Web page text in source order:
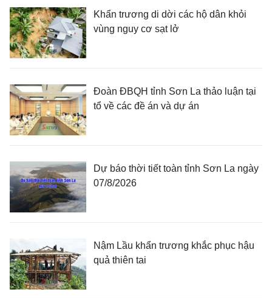
Khẩn trương di dời các hộ dân khỏi
vùng nguy cơ sạt lở
Đoàn ĐBQH tỉnh Sơn La thảo luận tại
tổ về các đề án và dự án
Dự báo thời tiết toàn tỉnh Sơn La ngày
07/8/2026
Nậm Lầu khẩn trương khắc phục hậu
quả thiên tai